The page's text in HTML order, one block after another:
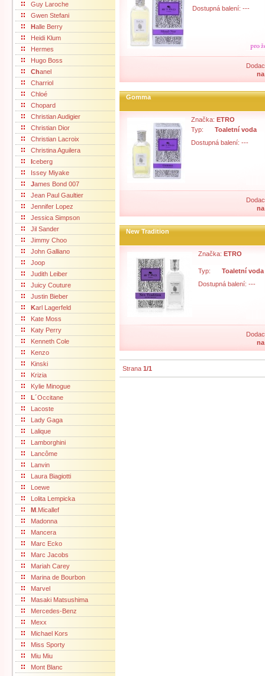
Guy Laroche
Gwen Stefani
Halle Berry
Heidi Klum
Hermes
Hugo Boss
Chanel
Charriol
Chloé
Chopard
Christian Audigier
Christian Dior
Christian Lacroix
Christina Aguilera
Iceberg
Issey Miyake
James Bond 007
Jean Paul Gaultier
Jennifer Lopez
Jessica Simpson
Jil Sander
Jimmy Choo
John Galliano
Joop
Judith Leiber
Juicy Couture
Justin Bieber
Karl Lagerfeld
Kate Moss
Katy Perry
Kenneth Cole
Kenzo
Kinski
Krizia
Kylie Minogue
L´Occitane
Lacoste
Lady Gaga
Lalique
Lamborghini
Lancôme
Lanvin
Laura Biagiotti
Loewe
Lolita Lempicka
M .Micallef
Madonna
Mancera
Marc Ecko
Marc Jacobs
Mariah Carey
Marina de Bourbon
Marvel
Masaki Matsushima
Mercedes-Benz
Mexx
Michael Kors
Miss Sporty
Miu Miu
Mont Blanc
Dostupná balení: ---
Gomma
Značka: ETRO
Typ:
Toaletní voda
Dostupná balení: ---
New Tradition
Značka: ETRO
Typ:
Toaletní voda
Dostupná balení: ---
Strana 1/1